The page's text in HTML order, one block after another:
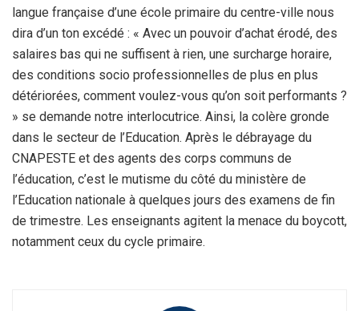
langue française d’une école primaire du centre-ville nous
dira d’un ton excédé : « Avec un pouvoir d’achat érodé, des
salaires bas qui ne suffisent à rien, une surcharge horaire,
des conditions socio professionnelles de plus en plus
détériorées, comment voulez-vous qu’on soit performants ?
» se demande notre interlocutrice. Ainsi, la colère gronde
dans le secteur de l’Education. Après le débrayage du
CNAPESTE et des agents des corps communs de
l’éducation, c’est le mutisme du côté du ministère de
l’Education nationale à quelques jours des examens de fin
de trimestre. Les enseignants agitent la menace du boycott,
notamment ceux du cycle primaire.